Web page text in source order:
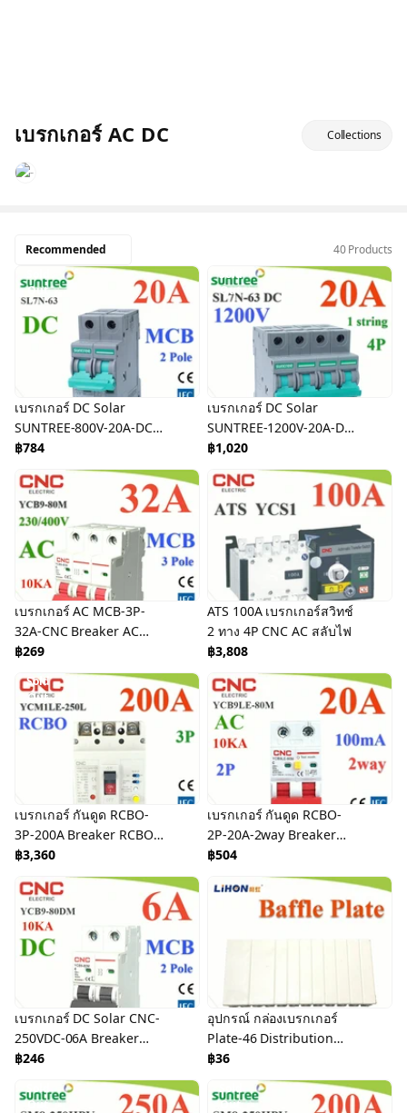
เบรกเกอร์ AC DC Collections
Recommended
40 Products
Out
เบรกเกอร์ DC Solar
SUNTREE-800V-20A-DC
Breaker Solar DC
฿784
Sold
Out
เบรกเกอร์ DC Solar
SUNTREE-1200V-20A-DC
Breaker Solar DC
฿1,020
เบรกเกอร์ AC MCB-3P-
32A-CNC Breaker AC
MCB MCCB
฿269
ATS 100A เบรกเกอร์สวิทช์
2 ทาง 4P CNC AC สลับไฟ
฿3,808
Sold
Out
เบรกเกอร์ กันดูด RCBO-
3P-200A Breaker RCBO
RCCB
฿3,360
เบรกเกอร์ กันดูด RCBO-
2P-20A-2way Breaker
RCBO RCCB
฿504
เบรกเกอร์ DC Solar CNC-
250VDC-06A Breaker
Solar DC
฿246
อุปกรณ์ กล่องเบรกเกอร์
Plate-46 Distribution
Part
฿36
Sold
Out
Sold
Out